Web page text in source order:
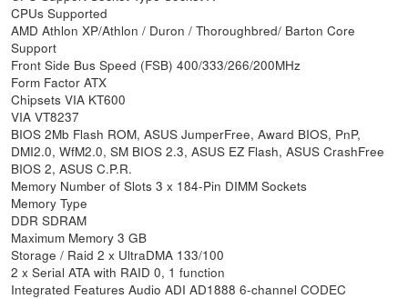
CPUs Supported
AMD Athlon XP/Athlon / Duron / Thoroughbred/ Barton Core
Support
Front Side Bus Speed (FSB) 400/333/266/200MHz
Form Factor ATX
Chipsets VIA KT600
VIA VT8237
BIOS 2Mb Flash ROM, ASUS JumperFree, Award BIOS, PnP,
DMI2.0, WfM2.0, SM BIOS 2.3, ASUS EZ Flash, ASUS CrashFree
BIOS 2, ASUS C.P.R.
Memory Number of Slots 3 x 184-Pin DIMM Sockets
Memory Type
DDR SDRAM
Maximum Memory 3 GB
Storage / Raid 2 x UltraDMA 133/100
2 x Serial ATA with RAID 0, 1 function
Integrated Features Audio ADI AD1888 6-channel CODEC